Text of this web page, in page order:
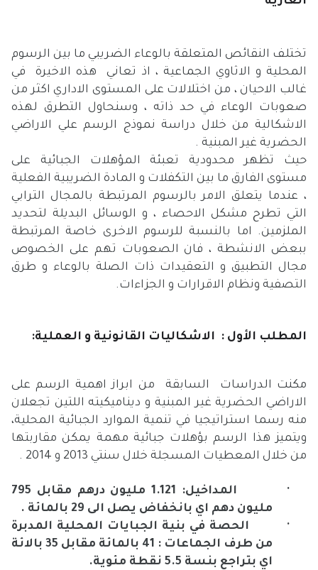
تختلف النقائص المتعلقة بالوعاء الضريبي ما بين الرسوم
المحلية و الاثاوي الجماعية ، اذ تعاني هذه الاخيرة في
غالب الاحيان ، من اختلالات على المستوى الاداري اكثر من
صعوبات الوعاء في حد ذاته ، وسنحاول التطرق لهذه
الاشكالية من خلال دراسة نموذج الرسم علي الاراضي
الحضرية غير المبنية .
حيث تظهر محدودية تعبئة المؤهلات الجبائية على
مستوى الفارق ما بين التكفلات و المادة الضريبية الفعلية
، عندما يتعلق الامر بالرسوم المرتبطة بالمجال الترابي
التي تطرح مشكل الاحصاء ، و الوسائل البديلة لتحديد
الملزمين. اما بالنسبة للرسوم الاخرى خاصة المرتبطة
ببعض الانشطة ، فان الصعوبات تهم على الخصوص
مجال التطبيق و التعقيدات ذات الصلة بالوعاء و طرق
التصفية ونظام الاقرارات و الجزاءات.
المطلب الأول : الاشكاليات القانونية و العملية:
مكنت الدراسات السابقة من ابراز اهمية الرسم على
الاراضي الحضرية غير المبنية و ديناميكيته اللتين تجعلان
منه رسما استراتيجيا في تنمية الموارد الجبائية المحلية،
ويتميز هذا الرسم بؤهلات جبائية مهمة يمكن مقاربتها
من خلال المعطيات المسجلة خلال سنتي 2013 و 2014 .
· المداخيل
: 1.121 مليون درهم مقابل 795
مليون دهم اي بانخفاض يصل الى 29 بالمائة .
·
الحصة في بنية الجبايات المحلية المدبرة
من طرف الجماعات
: 41 بالمائة مقابل 35 بالائة
اي بتراجع بنسة 5.5 نقطة مئوية.